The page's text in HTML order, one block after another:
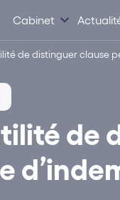
Cabinet
de distinguer clause
de